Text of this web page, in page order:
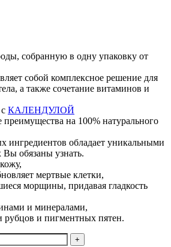
собранную в одну упаковку от
собой комплексное решение для
а также сочетание витаминов и
КАЛЕНДУЛОЙ
на 100% натурального
ингредиентов обладает уникальными
Вы обязаны узнать.
мертвые клетки,
морщины, придавая гладкость
и минералами,
и пигментных пятен.